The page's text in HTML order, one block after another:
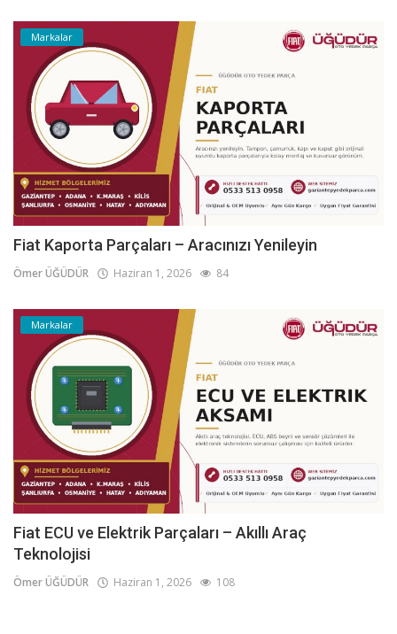
Markalar
Fiat Kaporta Parçaları – Aracınızı Yenileyin
Ömer ÜĞÜDÜR Haziran 1, 2026 84
Markalar
Fiat ECU ve Elektrik Parçaları – Akıllı Araç
Teknolojisi
Ömer ÜĞÜDÜR Haziran 1, 2026 108